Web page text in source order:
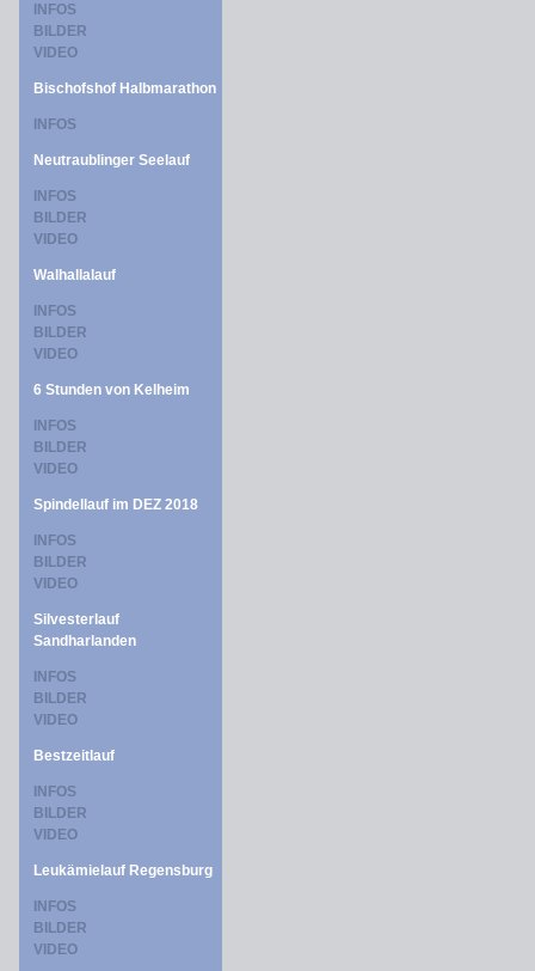
INFOS
BILDER
VIDEO
Bischofshof Halbmarathon
INFOS
Neutraublinger Seelauf
INFOS
BILDER
VIDEO
Walhallalauf
INFOS
BILDER
VIDEO
6 Stunden von Kelheim
INFOS
BILDER
VIDEO
Spindellauf im DEZ 2018
INFOS
BILDER
VIDEO
Silvesterlauf
Sandharlanden
INFOS
BILDER
VIDEO
Bestzeitlauf
INFOS
BILDER
VIDEO
Leukämielauf Regensburg
INFOS
BILDER
VIDEO